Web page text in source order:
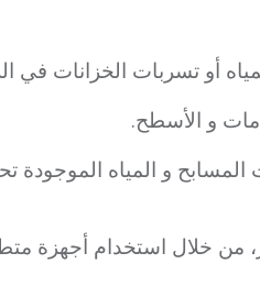
أو تسربات الخزانات في
و الأسطح.
و المياه الموجودة
من خلال استخدام أجهزة